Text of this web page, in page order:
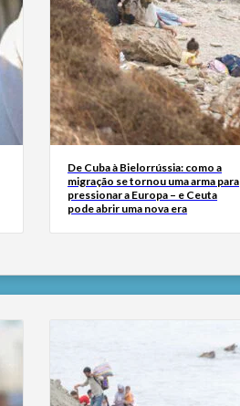
De Cuba à Bielorrússia: como a
migração se tornou uma arma para
pressionar a Europa – e Ceuta
pode abrir uma nova era